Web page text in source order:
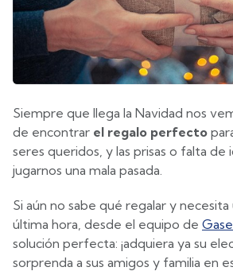
Siempre que llega la Navidad nos
de encontrar el regalo perfecto
seres queridos, y las prisas o falta de
jugarnos una mala pasada.
Si aún no sabe qué regalar y necesita
última hora, desde el equipo de
solución perfecta: ¡adquiera ya su
sorprenda a sus amigos y familia en